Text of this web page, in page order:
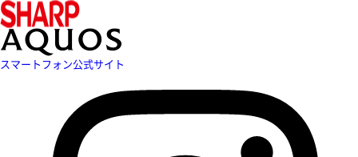
スマートフォン公式サイト